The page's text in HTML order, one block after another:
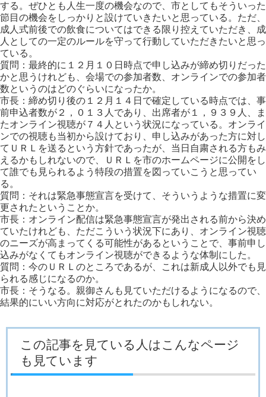
する。ぜひとも人生一度の機会なので、市としてもそういった
節目の機会をしっかりと設けていきたいと思っている。ただ、
成人式前後での飲食についてはできる限り控えていただき、成
人としての一定のルールを守って行動していただきたいと思っ
ている。
質問：最終的に１２月１０日時点で申し込みが締め切りだった
かと思うけれども、会場での参加者数、オンラインでの参加者
数というのはどのぐらいになったか。
市長：締め切り後の１２月１４日で確定している時点では、事
前申込者数が２，０１３人であり、出席者が１，９３９人、ま
たオンライン視聴が７４人という状況になっている。オンライ
ンでの視聴も当初から設けており、申し込みがあった方に対し
てＵＲＬを送るという方針であったが、当日自粛される方もみ
えるかもしれないので、ＵＲＬを市のホームページに公開をし
て誰でも見られるよう特段の措置を図っていこうと思ってい
る。
質問：それは緊急事態宣言を受けて、そういうような措置に変
更されたということか。
市長：オンライン配信は緊急事態宣言が発出される前から決め
ていたけれども、ただこういう状況下にあり、オンライン視聴
のニーズが高まってくる可能性があるということで、事前申し
込みがなくてもオンライン視聴ができるような体制にした。
質問：今のＵＲＬのところであるが、これは新成人以外でも見
られる感じになるのか。
市長：そうなる。親御さんも見ていただけるようになるので、
結果的にいい方向に対応がとれたのかもしれない。
この記事を見ている人はこんなページ
も見ています